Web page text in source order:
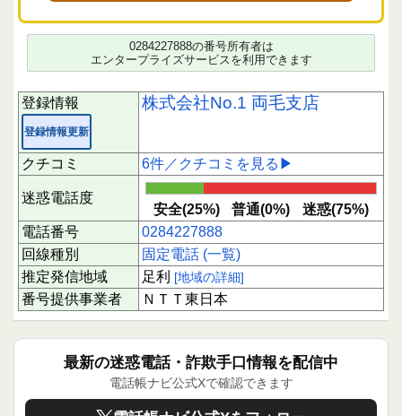
感じる評価が3件と多く、利用者の間で対応に差
がある様子がうかがえます。内容としては、複合
機関連の営業電話であることが多く、担当者の対
応に好感を持つ声もある一方、しつこい電話や社
名に対する不信感を示す意見も見られます。短時
間に偏った評価は確認されていません。
営業電話としての性質が強いため、内容に心当た
りがない場合や不審に感じる場合は慎重な対応が
望まれます。社名が独特であることから、電話の
意図を確認したい場合は折り返し前に情報収集を
行うことが安全です。応答時は必要に応じて詳細
を尋ね、納得できない場合は対応を控える選択も
検討してください。
下にスクロールすると実際に電話に応答された方
のクチコミを読むことができます。
あなたの1回のクチコミ投稿が、同じように不安
を感じる誰かの助けとなり、被害防止につながり
ます。ぜひ情報共有にご協力ください。
0284227888の番号所有者は
エンタープライズサービスを利用できます
登録情報
登録情報更新
株式会社No.1 両毛支店
クチコミ 6件／クチコミを見る▶
迷惑電話度
安全(25%) 普通(0%)
迷惑(75%)
電話番号
0284227888
回線種別
固定電話 (一覧)
推定発信地域
足利 [地域の詳細]
番号提供事業者 ＮＴＴ東日本
最新の迷惑電話・詐欺手口情報を配信中
電話帳ナビ公式Xで確認できます